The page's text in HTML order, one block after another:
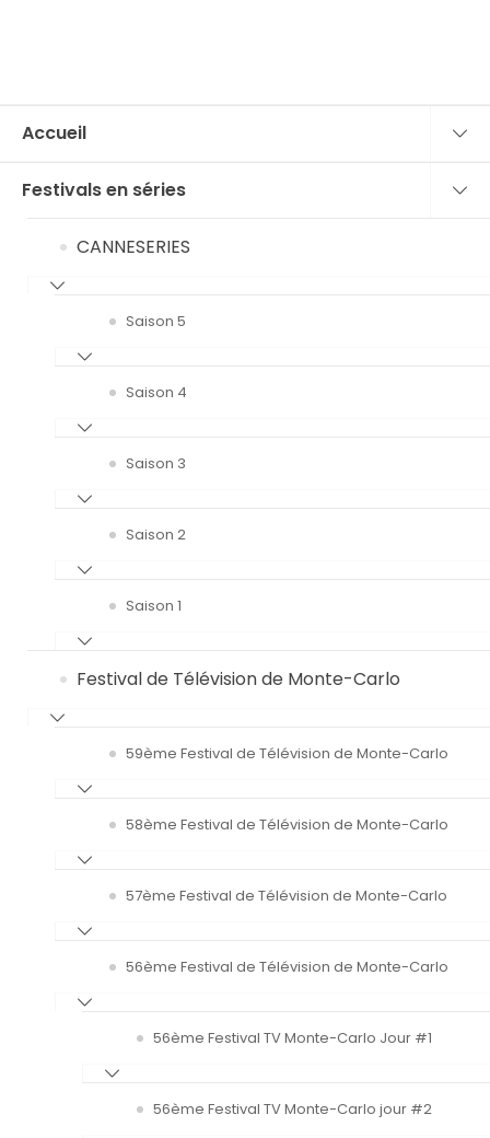
Accueil
Festivals en séries
CANNESERIES
Saison 5
Saison 4
Saison 3
Saison 2
Saison 1
Festival de Télévision de Monte-Carlo
59ème Festival de Télévision de Monte-Carlo
58ème Festival de Télévision de Monte-Carlo
57ème Festival de Télévision de Monte-Carlo
56ème Festival de Télévision de Monte-Carlo
56ème Festival TV Monte-Carlo Jour #1
56ème Festival TV Monte-Carlo jour #2